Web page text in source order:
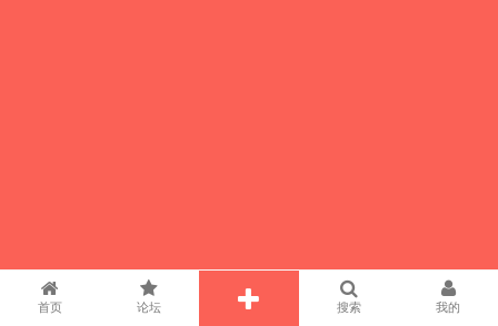
首页 论坛 搜索 我的